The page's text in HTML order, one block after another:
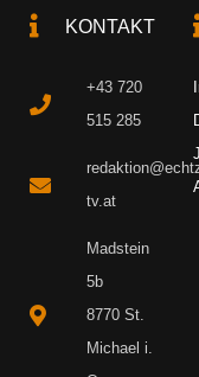
KONTAKT
+43 720
515 285
tv.at
Madstein
5b
8770 St.
Michael i.